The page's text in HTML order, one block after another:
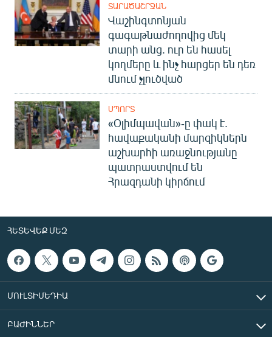
ՏԱՐԱԾԱՇՐՋԱՆ
Վաշինգտոնյան
գագաթնաժողովից մեկ
տարի անց. ուր են հասել
կողմերը և ինչ հարցեր են դեռ
մնում չլուծված
ՍՊՈՐՏ
«Օլիմպավան»-ը փակ է.
հավաքականի մարզիկներն
աշխարհի առաջնությանը
պատրաստվում են
Հրազդանի կիրճում
ՀԵՏԵՎԵՔ ՄԵԶ
ՄՈՒԼՏԻՄԵԴԻԱ
ԲԱԺԻՆՆԵՐ